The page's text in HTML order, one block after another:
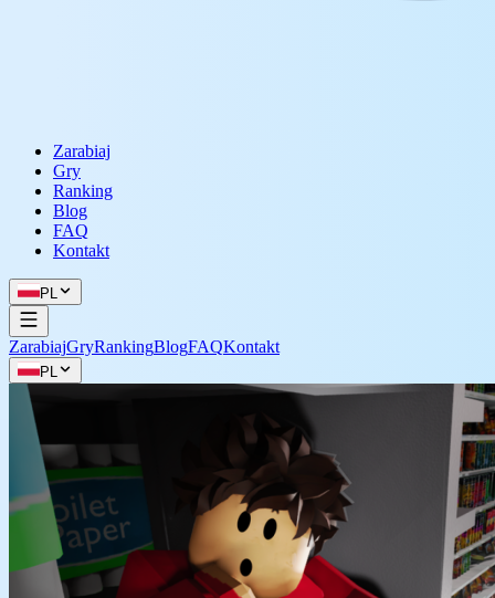
Zarabiaj
Gry
Ranking
Blog
FAQ
Kontakt
PL
ZarabiajGryRankingBlogFAQKontakt
PL